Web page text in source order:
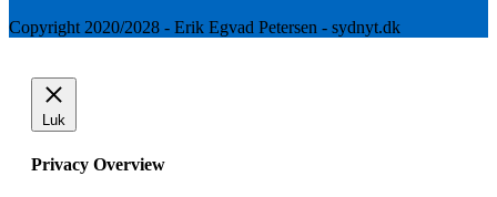
Copyright 2020/2028 - Erik Egvad Petersen - sydnyt.dk
Luk
Privacy Overview